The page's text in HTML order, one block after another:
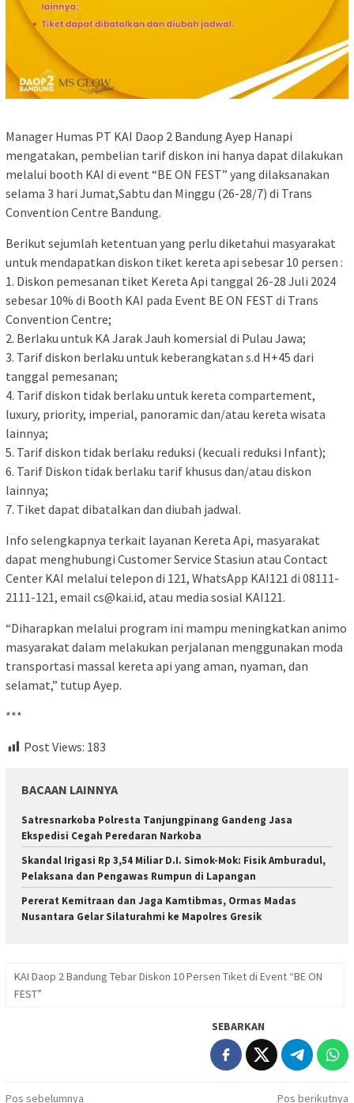
Manager Humas PT KAI Daop 2 Bandung Ayep Hanapi
mengatakan, pembelian tarif diskon ini hanya dapat dilakukan
melalui booth KAI di event “BE ON FEST” yang dilaksanakan
selama 3 hari Jumat,Sabtu dan Minggu (26-28/7) di Trans
Convention Centre Bandung.
Berikut sejumlah ketentuan yang perlu diketahui masyarakat
untuk mendapatkan diskon tiket kereta api sebesar 10 persen :
1. Diskon pemesanan tiket Kereta Api tanggal 26-28 Juli 2024
sebesar 10% di Booth KAI pada Event BE ON FEST di Trans
Convention Centre;
2. Berlaku untuk KA Jarak Jauh komersial di Pulau Jawa;
3. Tarif diskon berlaku untuk keberangkatan s.d H+45 dari
tanggal pemesanan;
4. Tarif diskon tidak berlaku untuk kereta compartement,
luxury, priority, imperial, panoramic dan/atau kereta wisata
lainnya;
5. Tarif diskon tidak berlaku reduksi (kecuali reduksi Infant);
6. Tarif Diskon tidak berlaku tarif khusus dan/atau diskon
lainnya;
7. Tiket dapat dibatalkan dan diubah jadwal.
Info selengkapnya terkait layanan Kereta Api, masyarakat
dapat menghubungi Customer Service Stasiun atau Contact
Center KAI melalui telepon di 121, WhatsApp KAI121 di 08111-
2111-121, email cs@kai.id, atau media sosial KAI121.
“Diharapkan melalui program ini mampu meningkatkan animo
masyarakat dalam melakukan perjalanan menggunakan moda
transportasi massal kereta api yang aman, nyaman, dan
selamat,” tutup Ayep.
***
Post Views: 183
BACAAN LAINNYA
Satresnarkoba Polresta Tanjungpinang Gandeng Jasa
Ekspedisi Cegah Peredaran Narkoba
Skandal Irigasi Rp 3,54 Miliar D.I. Simok-Mok: Fisik Amburadul,
Pelaksana dan Pengawas Rumpun di Lapangan
Pererat Kemitraan dan Jaga Kamtibmas, Ormas Madas
Nusantara Gelar Silaturahmi ke Mapolres Gresik
KAI Daop 2 Bandung Tebar Diskon 10 Persen Tiket di Event “BE ON
FEST”
SEBARKAN
Pos sebelumnya Pos berikutnya